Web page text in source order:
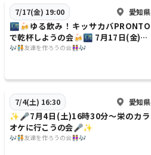
7/17(金) 19:00 愛知県
🌃🍻ゆる飲み！キッサカバPRONTO
で乾杯しようの会🍻🌃 7月17日(金)19
時〜
🎶🧑‍🤝‍🧑友達を作ろうの会👭🎶
7/4(土) 16:30 愛知県
✨️🎤7月4日(土)16時30分〜栄のカラ
オケに行こうの会🎤✨️
🎶🧑‍🤝‍🧑友達を作ろうの会👭🎶